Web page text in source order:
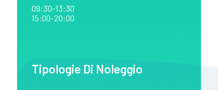
09:30-13:30
15:00-20:00
Tipologie Di Noleggio